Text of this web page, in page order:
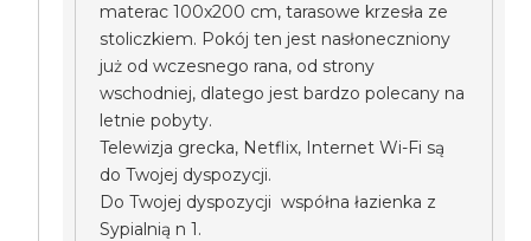
materac 100x200 cm, tarasowe krzesła ze
stoliczkiem. Pokój ten jest nasłoneczniony
już od wczesnego rana, od strony
wschodniej, dlatego jest bardzo polecany na
letnie pobyty.
Telewizja grecka, Netflix, Internet Wi-Fi są
do Twojej dyspozycji.
Do Twojej dyspozycji współna łazienka z
Sypialnią n 1.